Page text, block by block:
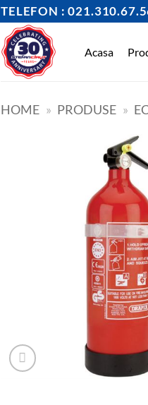
TELEFON :
Acasa
HOME » PRODUSE »